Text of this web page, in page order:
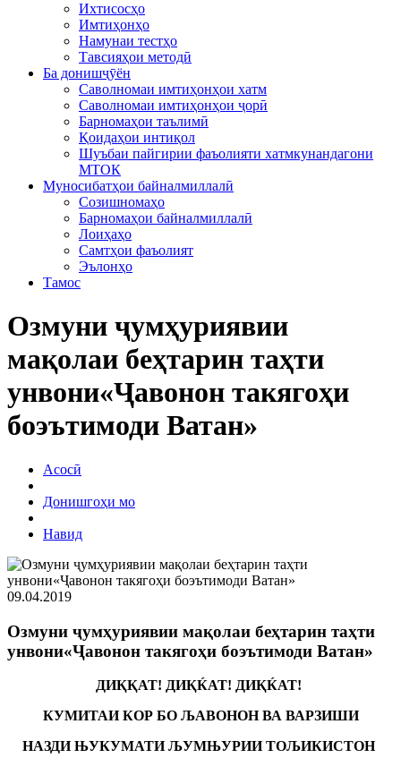
Ихтисосҳо
Имтиҳонҳо
Намунаи тестҳо
Тавсияҳои методӣ
Ба донишҷӯён
Саволномаи имтиҳонҳои хатм
Саволномаи имтиҳонҳои ҷорӣ
Барномаҳои таълимӣ
Қоидаҳои интиқол
Шуъбаи пайгирии фаъолияти хатмкунандагони
МТОК
Муносибатҳои байналмиллалӣ
Созишномаҳо
Барномаҳои байналмиллалӣ
Лоиҳаҳо
Самтҳои фаъолият
Эълонҳо
Тамос
Озмуни ҷумҳуриявии
мақолаи беҳтарин таҳти
унвони«Ҷавонон такягоҳи
боэътимоди Ватан»
Асосӣ
Донишгоҳи мо
Навид
09.04.2019
Озмуни ҷумҳуриявии мақолаи беҳтарин таҳти
унвони«Ҷавонон такягоҳи боэътимоди Ватан»
ДИҚҚАТ! ДИҚЌАТ! ДИҚЌАТ!
КУМИТАИ КОР БО ЉАВОНОН ВА ВАРЗИШИ
НАЗДИ ЊУКУМАТИ ЉУМЊУРИИ ТОЉИКИСТОН